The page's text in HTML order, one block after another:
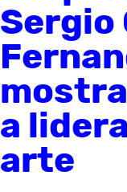
Sergio
a
arte